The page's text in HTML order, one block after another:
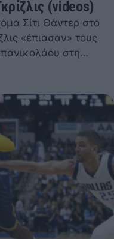
(videos)
Σίτι Θάντερ στο
«έπιασαν» τους
στη…